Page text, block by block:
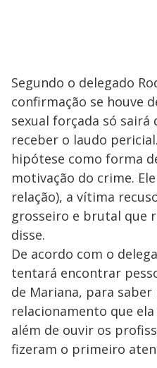
Segundo o delegado
confirmação se houve
sexual forçada só sairá
receber o laudo
hipótese como forma
motivação do crime.
relação), a vítima
grosseiro e brutal que
disse.
De acordo com o
tentará encontrar
de Mariana, para
relacionamento que
além de ouvir os
fizeram o primeiro